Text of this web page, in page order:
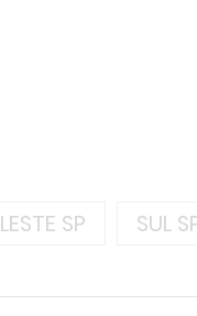
LESTE SP SUL